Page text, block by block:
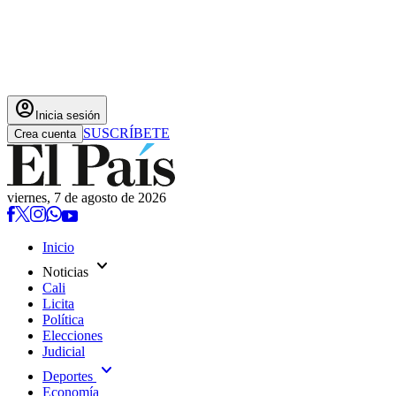
account_circle Inicia sesión
Crea cuenta SUSCRÍBETE
viernes, 7 de agosto de 2026
Inicio
Noticias expand_more
Cali
Licita
Política
Elecciones
Judicial
Deportes expand_more
Economía